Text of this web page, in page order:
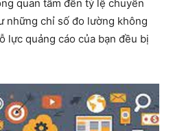
quan tâm đến tỷ lệ chuyển
những chỉ số đo lường không
lực quảng cáo của bạn đều bị